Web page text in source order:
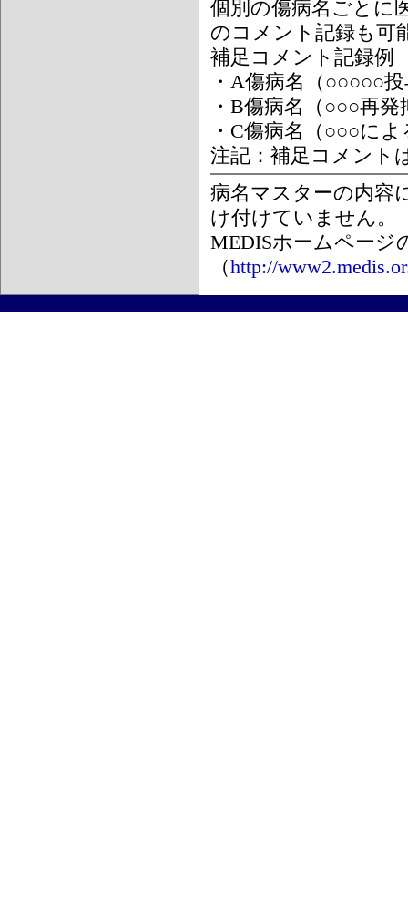
個別の傷病名ごとに
のコメント記録も可
補足コメント記録例
・A傷病名（○○○○○
・B傷病名（○○○再
・C傷病名（○○○に
注記：補足コメント
病名マスターの内容
け付けていません。
MEDISホームページ
（http://